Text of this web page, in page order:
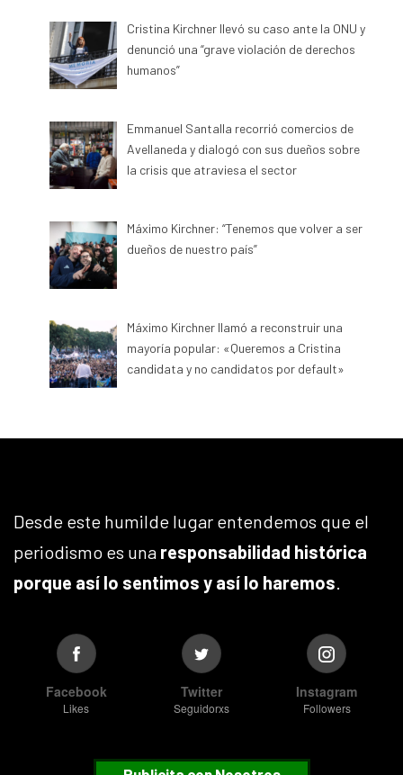
Cristina Kirchner llevó su caso ante la ONU y
denunció una “grave violación de derechos
humanos”
Emmanuel Santalla recorrió comercios de
Avellaneda y dialogó con sus dueños sobre
la crisis que atraviesa el sector
Máximo Kirchner: “Tenemos que volver a ser
dueños de nuestro país”
Máximo Kirchner llamó a reconstruir una
mayoría popular: «Queremos a Cristina
candidata y no candidatos por default»
Desde este humilde lugar entendemos que el
periodismo es una responsabilidad histórica
porque así lo sentimos y así lo haremos.
Facebook
Likes
Twitter
Seguidorxs
Instagram
Followers